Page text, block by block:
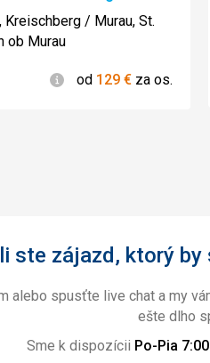
4/5
Kreischberg / Murau, St.
ob Murau
Informácie
od 129 € za os.
ste zájazd, ktorý by
alebo spusťte live chat a my
ešte dlho
Sme k dispozícii Po-Pia